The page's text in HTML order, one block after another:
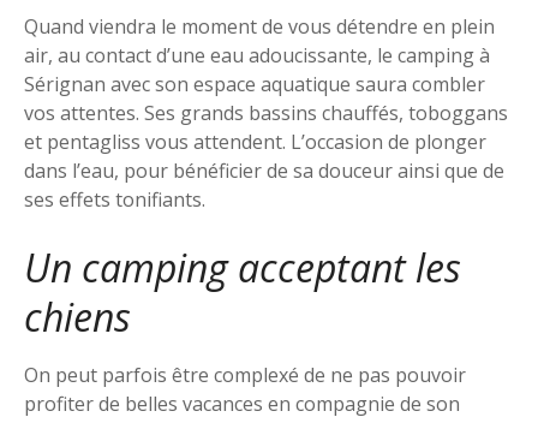
Quand viendra le moment de vous détendre en plein
air, au contact d’une eau adoucissante, le camping à
Sérignan avec son espace aquatique saura combler
vos attentes. Ses grands bassins chauffés, toboggans
et pentagliss vous attendent. L’occasion de plonger
dans l’eau, pour bénéficier de sa douceur ainsi que de
ses effets tonifiants.
Un camping acceptant les
chiens
On peut parfois être complexé de ne pas pouvoir
profiter de belles vacances en compagnie de son